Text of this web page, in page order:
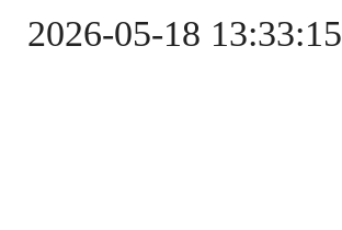
2026-05-18 13:33:15